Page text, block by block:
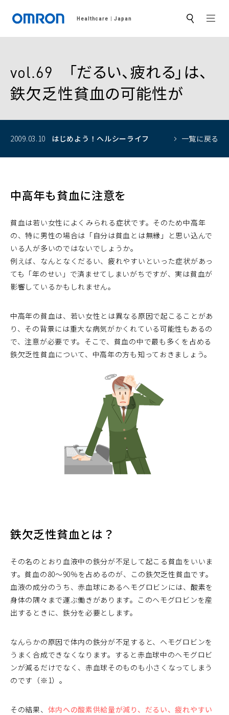
Healthcare Japan サ
ト
索
vol.69 「だるい、疲れる」は、
鉄欠乏性貧血の可能性が
2009.03.10 はじめよう！ ヘルシーライフ 一覧に戻る
中高年も貧血に注意を
貧血は若い女性によくみられる症状です。そのため中高年
の、特に男性の場合は「自分は貧血とは無縁」と思い込んで
いる人が多いのではないでしょうか。
例えば、なんとなくだるい、疲れやすいといった症状があっ
ても「年のせい」で済ませてしまいがちですが、実は貧血が
影響しているかもしれません。
中高年の貧血は、若い女性とは異なる原因で起こることがあ
り、その背景には重大な病気がかくれている可能性もあるの
で、注意が必要です。そこで、貧血の中で最も多くを占める
鉄欠乏性貧血について、中高年の方も知っておきましょう。
鉄欠乏性貧血とは？
その名のとおり血液中の鉄分が不足して起こる貧血をいいま
す。貧血の80～90％を占めるのが、この鉄欠乏性貧血です。
血液の成分のうち、赤血球にあるヘモグロビンには、酸素を
身体の隅々まで運ぶ働きがあります。このヘモグロビンを産
出するときに、鉄分を必要とします。
なんらかの原因で体内の鉄分が不足すると、ヘモグロビンを
うまく合成できなくなります。すると赤血球中のヘモグロビ
ンが減るだけでなく、赤血球そのものも小さくなってしまう
のです（※1）。
その結果、 体内への酸素供給量が減り、だるい、疲れやすい